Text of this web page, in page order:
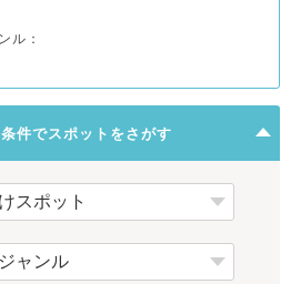
ル：
件でスポットをさがす